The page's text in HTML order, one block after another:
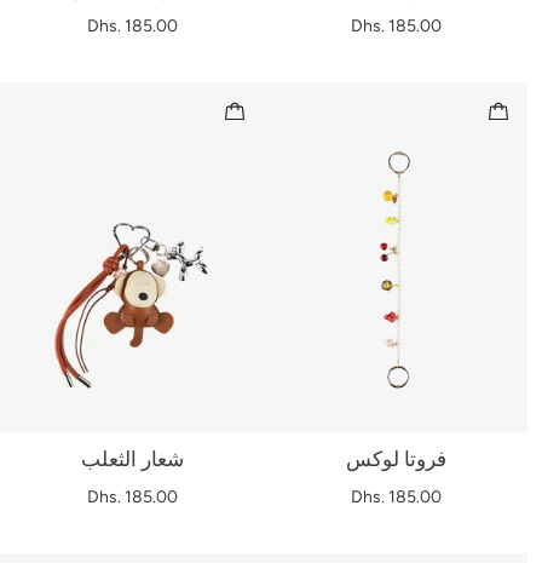
Dhs. 185.00 Dhs. 185.00
شعار الثعلب
Dhs. 185.00
فروتا لوكس
Dhs. 185.00